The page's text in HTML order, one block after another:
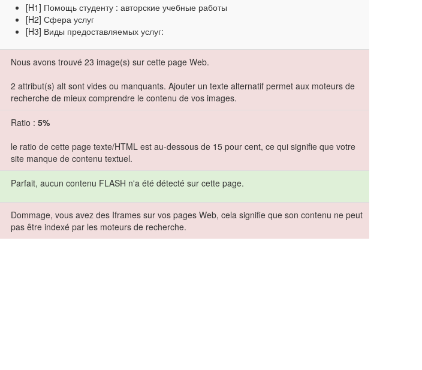
[H1] Помощь студенту : авторские учебные работы
[H2] Сфера услуг
[H3] Виды предоставляемых услуг:
Nous avons trouvé 23 image(s) sur cette page Web.
2 attribut(s) alt sont vides ou manquants. Ajouter un texte alternatif permet aux moteurs de
recherche de mieux comprendre le contenu de vos images.
Ratio : 5%
le ratio de cette page texte/HTML est au-dessous de 15 pour cent, ce qui signifie que votre
site manque de contenu textuel.
Parfait, aucun contenu FLASH n'a été détecté sur cette page.
Dommage, vous avez des Iframes sur vos pages Web, cela signifie que son contenu ne peut
pas être indexé par les moteurs de recherche.